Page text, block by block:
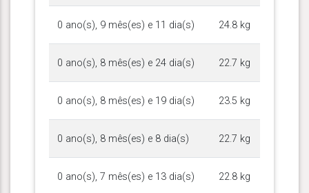
0 ano(s), 9 mês(es) e 11 dia(s) 24.8 kg
0 ano(s), 8 mês(es) e 24 dia(s) 22.7 kg
0 ano(s), 8 mês(es) e 19 dia(s) 23.5 kg
0 ano(s), 8 mês(es) e 8 dia(s) 22.7 kg
0 ano(s), 7 mês(es) e 13 dia(s) 22.8 kg